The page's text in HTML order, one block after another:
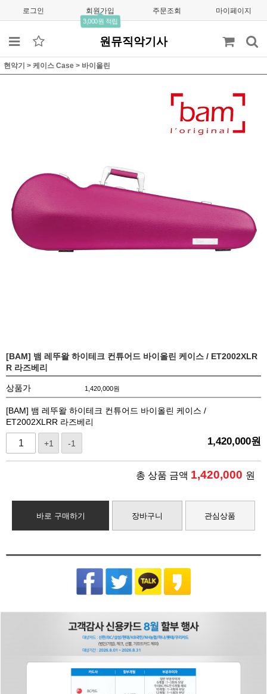
로그인 회원가입
3,000원 적립
주문조회 마이페이지
원뮤직악기사
현악기 > 케이스 Case > 바이올린
[BAM] 뱀 레뚜왈 하이테크 컨튜어드 바이올린 케이스 / ET2002XLR
R 라즈베리
상품가 1,420,000원
[BAM] 뱀 레뚜왈 하이테크 컨튜어드 바이올린 케이스 /
ET2002XLRR 라즈베리
+1 -1 1,420,000원
총 상품 금액 1,420,000 원
바로 구매하기 장바구니 관심상품